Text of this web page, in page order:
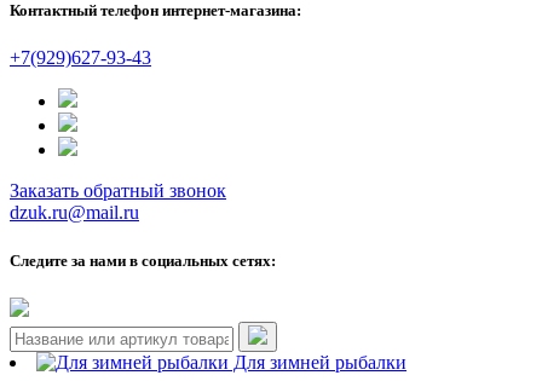
Контактный телефон интернет-магазина:
+7(929)627-93-43
Заказать обратный звонок
dzuk.ru@mail.ru
Следите за нами в социальных сетях:
Для зимней рыбалки